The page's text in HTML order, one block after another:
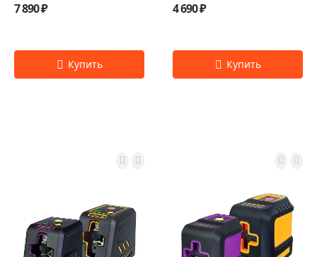
7 890 ₽ 4 690 ₽